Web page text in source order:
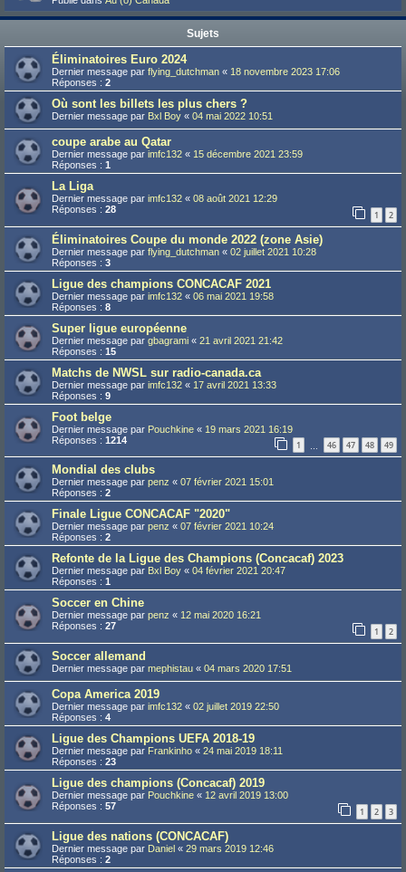
Sujets
Éliminatoires Euro 2024
Dernier message par flying_dutchman « 18 novembre 2023 17:06
Réponses : 2
Où sont les billets les plus chers ?
Dernier message par Bxl Boy « 04 mai 2022 10:51
coupe arabe au Qatar
Dernier message par imfc132 « 15 décembre 2021 23:59
Réponses : 1
La Liga
Dernier message par imfc132 « 08 août 2021 12:29
Réponses : 28 1 2
Éliminatoires Coupe du monde 2022 (zone Asie)
Dernier message par flying_dutchman « 02 juillet 2021 10:28
Réponses : 3
Ligue des champions CONCACAF 2021
Dernier message par imfc132 « 06 mai 2021 19:58
Réponses : 8
Super ligue européenne
Dernier message par gbagrami « 21 avril 2021 21:42
Réponses : 15
Matchs de NWSL sur radio-canada.ca
Dernier message par imfc132 « 17 avril 2021 13:33
Réponses : 9
Foot belge
Dernier message par Pouchkine « 19 mars 2021 16:19
Réponses : 1214 1 46 47 48 49
Mondial des clubs
Dernier message par penz « 07 février 2021 15:01
Réponses : 2
Finale Ligue CONCACAF "2020"
Dernier message par penz « 07 février 2021 10:24
Réponses : 2
Refonte de la Ligue des Champions (Concacaf) 2023
Dernier message par Bxl Boy « 04 février 2021 20:47
Réponses : 1
Soccer en Chine
Dernier message par penz « 12 mai 2020 16:21
Réponses : 27 1 2
Soccer allemand
Dernier message par mephistau « 04 mars 2020 17:51
Copa America 2019
Dernier message par imfc132 « 02 juillet 2019 22:50
Réponses : 4
Ligue des Champions UEFA 2018-19
Dernier message par Frankinho « 24 mai 2019 18:11
Réponses : 23
Ligue des champions (Concacaf) 2019
Dernier message par Pouchkine « 12 avril 2019 13:00
Réponses : 57 1 2 3
Ligue des nations (CONCACAF)
Dernier message par Daniel « 29 mars 2019 12:46
Réponses : 2